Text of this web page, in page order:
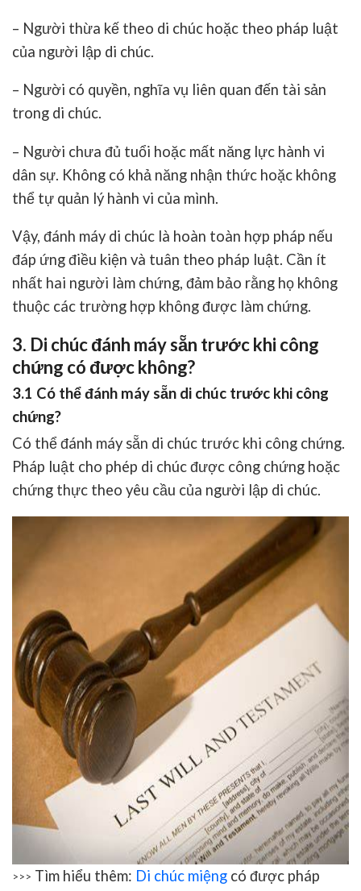
– Người thừa kế theo di chúc hoặc theo pháp luật
của người lập di chúc.
– Người có quyền, nghĩa vụ liên quan đến tài sản
trong di chúc.
– Người chưa đủ tuổi hoặc mất năng lực hành vi
dân sự. Không có khả năng nhận thức hoặc không
thể tự quản lý hành vi của mình.
Vậy, đánh máy di chúc là hoàn toàn hợp pháp nếu
đáp ứng điều kiện và tuân theo pháp luật. Cần ít
nhất hai người làm chứng, đảm bảo rằng họ không
thuộc các trường hợp không được làm chứng.
3. Di chúc đánh máy sẵn trước khi công
chứng có được không?
3.1 Có thể đánh máy sẵn di chúc trước khi công
chứng?
Có thể đánh máy sẵn di chúc trước khi công chứng.
Pháp luật cho phép di chúc được công chứng hoặc
chứng thực theo yêu cầu của người lập di chúc.
>>> Tìm hiểu thêm: Di chúc miệng có được pháp